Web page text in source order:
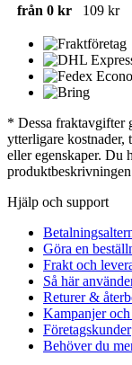
från 0 kr
109 kr
* Dessa fraktavgifter
ytterligare kostnader,
eller egenskaper. Du
Hjälp och support
Göra en
Frakt och
Så här
Returer &
Kampanjer och
Företagskunder
Behöver du